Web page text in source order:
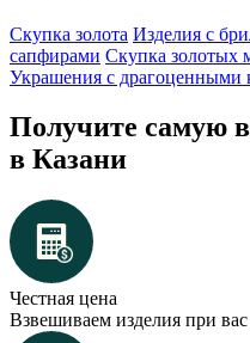
Скупка золота Изделия с
сапфирами Скупка золотых
Украшения с драгоценными
Получите самую
в Казани
Честная цена
Взвешиваем изделия при